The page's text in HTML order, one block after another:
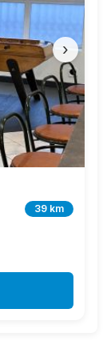
›
39 km